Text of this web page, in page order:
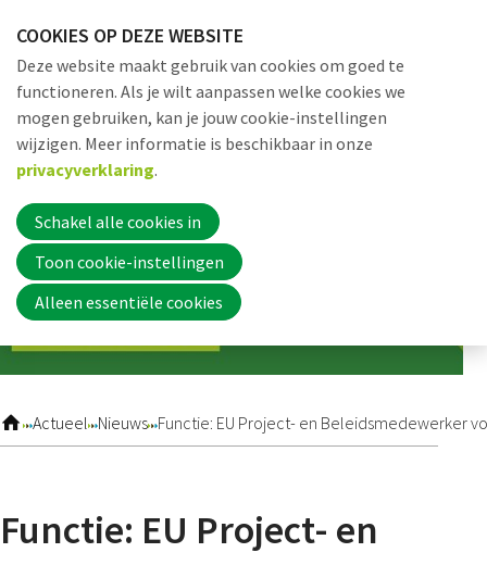
links
over
Jump
to
navigation
to
main
content
Actueel Nieuws Functie: EU Project- en Beleidsmedewerker
Functie: EU Project- en
Word nu lid
Nieuwsbrief
COOKIES OP DEZE WEBSITE
Deze website maakt gebruik van cookies om goed te
functioneren. Als je wilt aanpassen welke cookies we
mogen gebruiken, kan je jouw cookie-instellingen
wijzigen. Meer informatie is beschikbaar in onze
privacyverklaring.
Schakel alle cookies in
Toon cookie-instellingen
Alleen essentiële cookies